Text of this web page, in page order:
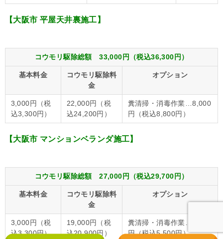
【大阪市 平屋天井裏施工】
コウモリ駆除総額 33,000円（税込36,300円）
基本料金
コウモリ駆除料
金
オプション
3,000円（税
込3,300円）
22,000円（税
込24,200円）
糞清掃・消毒作業…8,000
円（税込8,800円）
【大阪市 マンションベランダ施工】
コウモリ駆除総額 27,000円（税込29,700円）
基本料金
コウモリ駆除料
金
オプション
3,000円（税
込3,300円）
19,000円（税
込20,900円）
糞清掃・消毒作業…5,000
円（税込5,500円）